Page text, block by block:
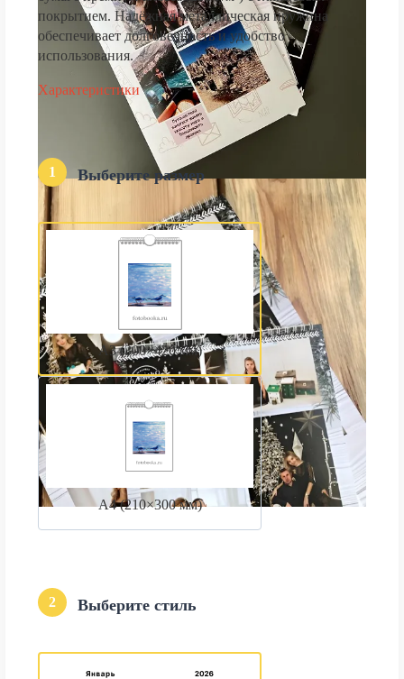
покрытием. Надёжная металлическая пружина
обеспечивает долговечность и удобство
использования.
Характеристики
1 Выберите размер
А3 (300×420 мм)
А4 (210×300 мм)
2 Выберите стиль